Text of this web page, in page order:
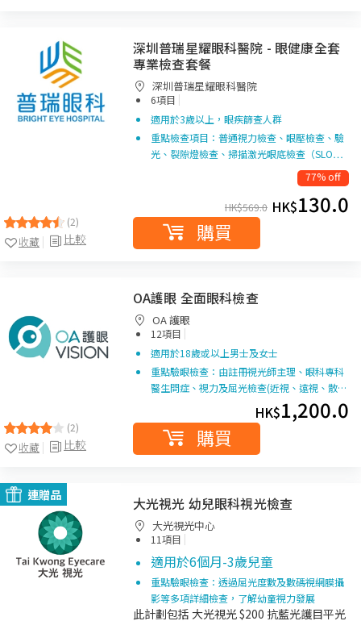
(2)
比較
收藏
深圳普瑞星耀眼科醫院 - 眼健康全套
專業檢查套餐
深圳普瑞星耀眼科醫院
6項目 |
適用於3歲以上，眼疾篩查人群
重點檢查項目：普通視力檢查、眼壓檢查、驗
光、裂隙燈檢查、掃描激光眼底檢查（SLO…
77% off
HK$569.0 HK$130.0
購買
(2)
比較
收藏
OA護眼 全面眼科檢查
OA 護眼
12項目 |
適用於18歲或以上男士及女士
重點驗眼檢查：由註冊視光師主理、眼科專科
醫生問症、視力及屈光檢查(近視、遠視、散…
HK$1,200.0
購買
連贈品 大光視光 幼兒眼科視光檢查
大光視光中心
11項目 |
適用於6個月-3歲兒童
重點驗眼檢查：透過屈光度數及數碼視網膜攝
影等多項詳細檢查，了解幼童視力發展
此計劃包括 大光視光 $200 抗藍光護目平光